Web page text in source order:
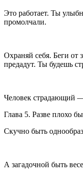
Это работает. Ты
промолчали.
Охраняй себя. Беги
предадут. Ты будешь
Человек страдающий
Глава 5. Разве плохо
Скучно быть
А загадочной быть